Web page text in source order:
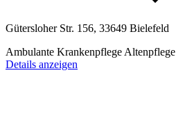
Gütersloher Str. 156, 33649 Bielefeld
Ambulante Krankenpflege Altenpflege
Details anzeigen